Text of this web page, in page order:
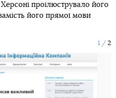
проілюструвало його
його прямої мови
1 2